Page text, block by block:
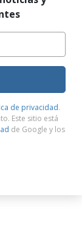
de privacidad.
Este sitio está
de Google y los